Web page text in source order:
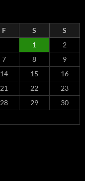
F S
S
1
2
7 8
9
14 15
16
21 22
23
28 29
30